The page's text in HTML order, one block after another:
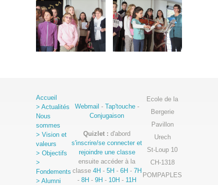
Accueil
> Actualités
Nous
sommes
> Vision et
valeurs
> Objectifs
>
Fondements
> Alumni
Webmail - Tap'touche-
Conjugaison
Quizlet : d'abord
s'inscrire/se connecter et
rejoindre une classe
ensuite accéder à la
classe 4H - 5H - 6H - 7H
- 8H - 9H - 10H - 11H
Ecole de la
Bergerie
Pavillon
Urech
St-Loup 10
CH-1318
POMPAPLES